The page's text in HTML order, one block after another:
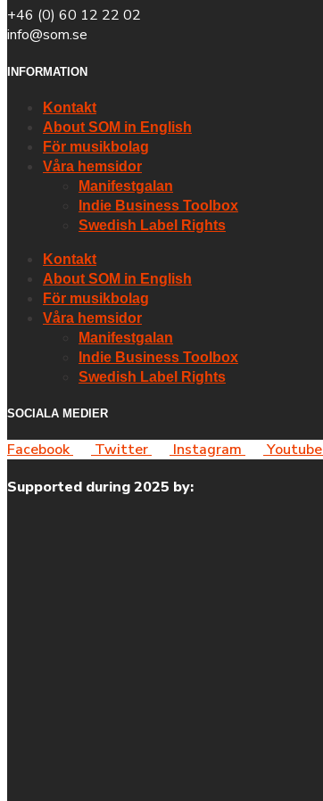
+46 (0) 60 12 22 02
info@som.se
INFORMATION
Kontakt
About SOM in English
För musikbolag
Våra hemsidor
Manifestgalan
Indie Business Toolbox
Swedish Label Rights
Kontakt
About SOM in English
För musikbolag
Våra hemsidor
Manifestgalan
Indie Business Toolbox
Swedish Label Rights
SOCIALA MEDIER
Facebook Twitter Instagram
Youtube
Supported during 2025 by: